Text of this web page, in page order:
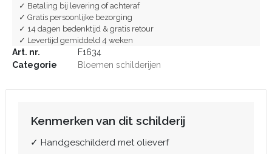
✓ Betaling bij levering of achteraf
✓ Gratis persoonlijke bezorging
✓ 14 dagen bedenktijd & gratis retour
✓ Levertijd gemiddeld 4 weken
Art. nr.
F1634
Categorie
Bloemen schilderijen
Kenmerken van dit schilderij
✓ Handgeschilderd met olieverf